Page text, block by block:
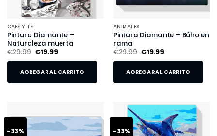
CAFÉ Y TÉ
Pintura Diamante –
Naturaleza muerta
€29.99 €19.99
AGREGAR AL CARRITO
ANIMALES
Pintura Diamante – Búho en
rama
€29.99 €19.99
AGREGAR AL CARRITO
-33% -33%